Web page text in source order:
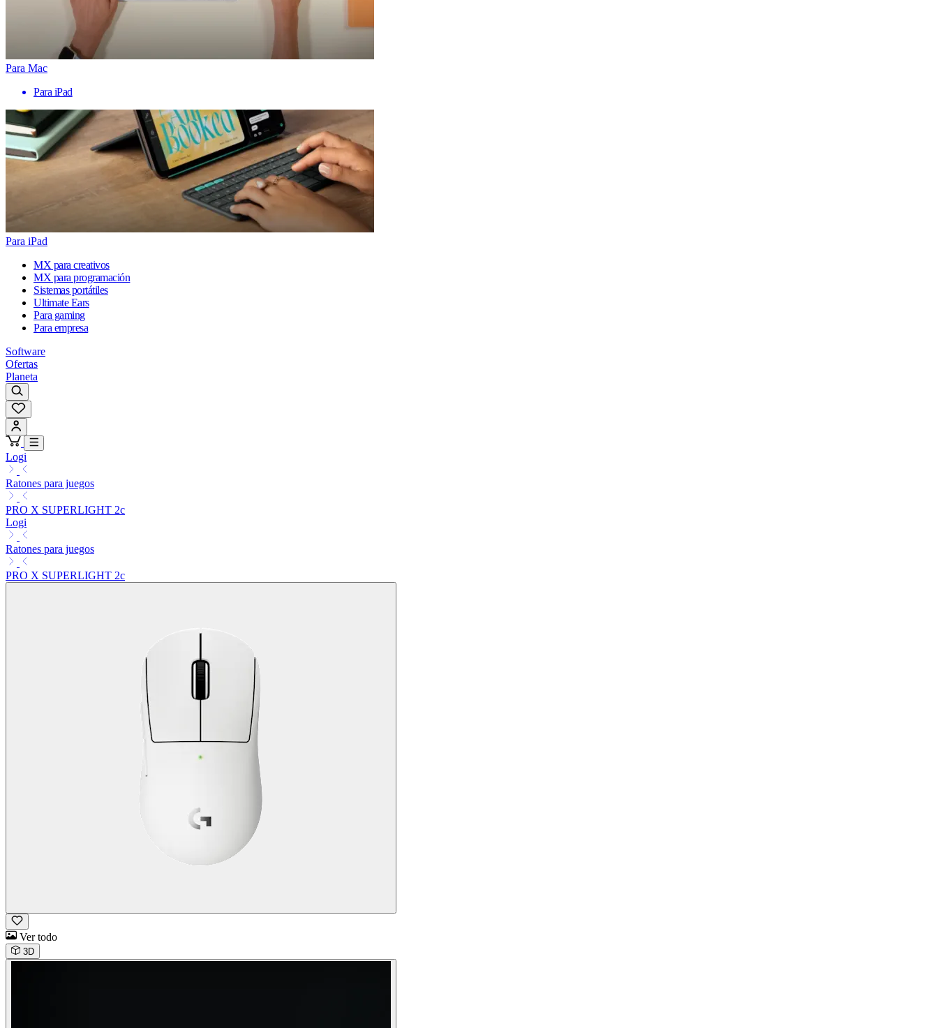
Para Mac
Para iPad
Para iPad
MX para creativos
MX para programación
Sistemas portátiles
Ultimate Ears
Para gaming
Para empresa
Software
Ofertas
Planeta
Logi
Ratones para juegos
PRO X SUPERLIGHT 2c
Logi
Ratones para juegos
PRO X SUPERLIGHT 2c
Ver todo
3D